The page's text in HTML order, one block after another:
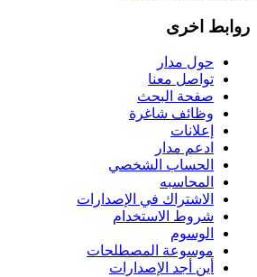
روابط اخرى
حول مدار
تواصل معنا
صفحة البحث
وظائف شاغرة
إعلانات
ادعم مدار
الحساب الشخصي
المحاسبه
الاشتراك في الإصدارات
شروط الاستخدام
الوسوم
موسوعة المصطلحات
أين أجد الإصدارات